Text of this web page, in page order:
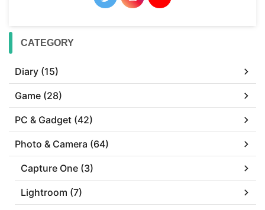
CATEGORY
Diary (15)
Game (28)
PC & Gadget (42)
Photo & Camera (64)
Capture One (3)
Lightroom (7)